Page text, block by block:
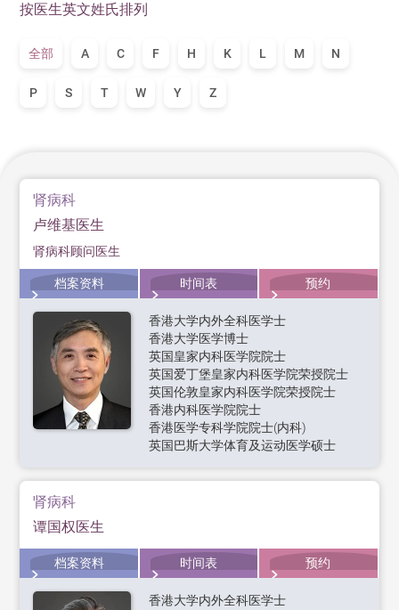
按医生英文姓氏排列
全部 A C F H K L M N
P S T W Y Z
肾病科
卢维基医生
肾病科顾问医生
档案资料 时间表 预约
香港大学内外全科医学士
香港大学医学博士
英国皇家内科医学院院士
英国爱丁堡皇家内科医学院荣授院士
英国伦敦皇家内科医学院荣授院士
香港内科医学院院士
香港医学专科学院院士(内科)
英国巴斯大学体育及运动医学硕士
肾病科
谭国权医生
档案资料 时间表 预约
香港大学内外全科医学士